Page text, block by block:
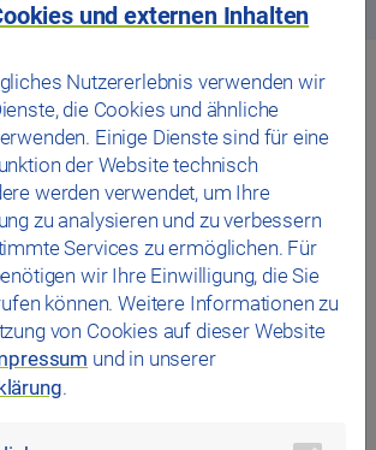
und Arenen
und externen Inhalten
Nutzererlebnis verwenden wir
die Cookies und ähnliche
Einige Dienste sind für eine
der Website technisch
werden verwendet, um Ihre
zu analysieren und zu verbessern
Services zu ermöglichen. Für
wir Ihre Einwilligung, die Sie
können. Weitere Informationen zu
von Cookies auf dieser Website
und in unserer
.